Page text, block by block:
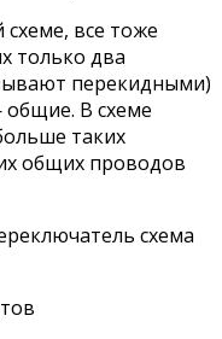
схеме, все тоже
только два
перекидными)
В схеме
таких
общих проводов